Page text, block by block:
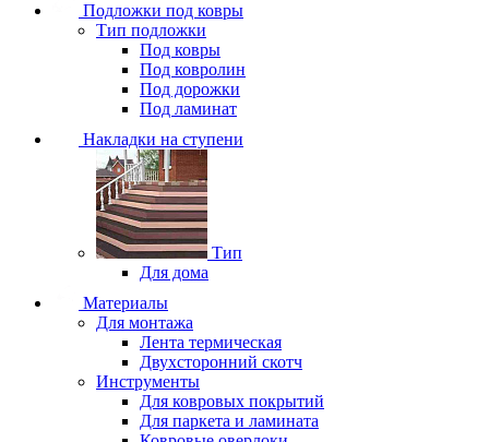
Подложки под ковры
Тип подложки
Под ковры
Под ковролин
Под дорожки
Под ламинат
Накладки на ступени
Тип
Для дома
Материалы
Для монтажа
Лента термическая
Двухсторонний скотч
Инструменты
Для ковровых покрытий
Для паркета и ламината